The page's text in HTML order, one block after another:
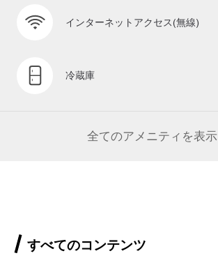
インターネットアクセス(無線)
冷蔵庫
全てのアメニティを表示
すべてのコンテンツ